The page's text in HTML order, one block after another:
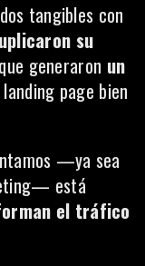
tangibles con
su
generaron un
page bien
—ya sea
está
el tráfico